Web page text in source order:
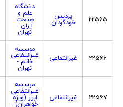
22565 پردیس
خودگردان
دانشگاه
علم و
صنعت
ایران -
تهران
22566 غیرانتفاعی
موسسه
غیرانتفاعی
خاتم -
تهران
22567 غیرانتفاعی
موسسه
غیرانتفاعی
ابرار (ویژه
خواهران) -